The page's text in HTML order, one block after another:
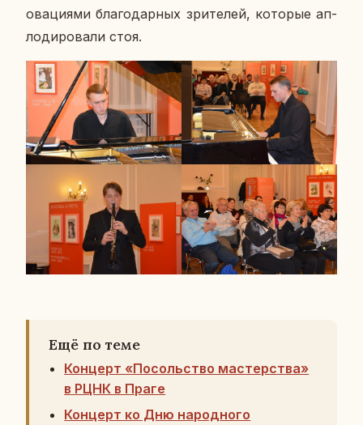
ова­ци­я­ми бла­го­дар­ных зри­те­лей, ко­то­рые ап­
ло­ди­ро­ва­ли стоя.
Ещё по теме
Концерт «Посольство мастерства»
в РЦНК в Праге
Концерт ко Дню народного